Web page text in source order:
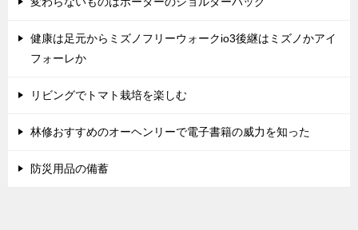
ー
シ 健康は足元からミズノフリーウォークio3後継はミズノかアイ
フォーレか
リビングでトマト栽培を楽しむ
林修おすすめのオーヘンリーで電子書籍の威力を知った
防災用品の備蓄